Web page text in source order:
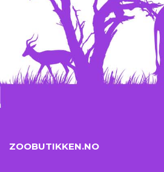
ZOOBUTIKKEN.NO